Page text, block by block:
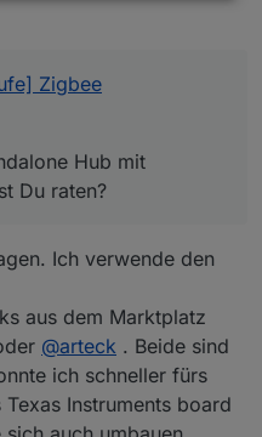
Antwort.
standalone Hub mit
Du raten?
Zigbee
Hub mit
Du raten?
Ich verwende den
aus dem Marktplatz
@arteck . Beide sind
ich schneller fürs
Instruments board